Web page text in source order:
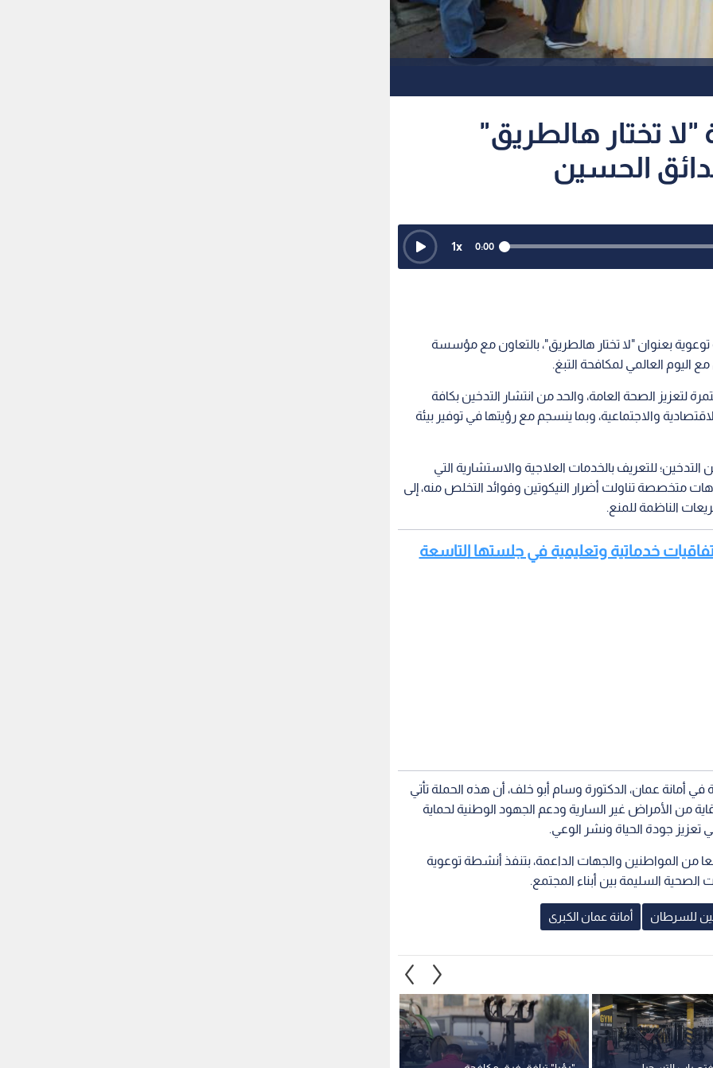
تختار هالطريق"
الحسين
0:00
1x
بعنوان "لا تختار هالطريق"، بالتعاون مع مؤسسة
اليوم العالمي لمكافحة التبغ.
لتعزيز الصحة العامة، والحد من انتشار التدخين بكافة
والاجتماعية، وبما ينسجم مع رؤيتها في توفير بيئة
للتعريف بالخدمات العلاجية والاستشارية التي
متخصصة تناولت أضرار النيكوتين وفوائد التخلص منه، إلى
الناظمة للمنع.
خدماتية وتعليمية في جلستها التاسعة
في أمانة عمان، الدكتورة وسام أبو خلف، أن هذه الحملة تأتي
من الأمراض غير السارية ودعم الجهود الوطنية لحماية
جودة الحياة ونشر الوعي.
من المواطنين والجهات الداعمة، بتنفذ أنشطة توعوية
السليمة بين أبناء المجتمع.
للسرطان أمانة عمان الكبرى